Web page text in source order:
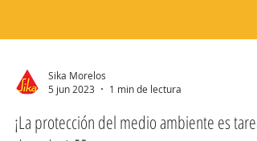
5 jun 2023
1 min de lectura